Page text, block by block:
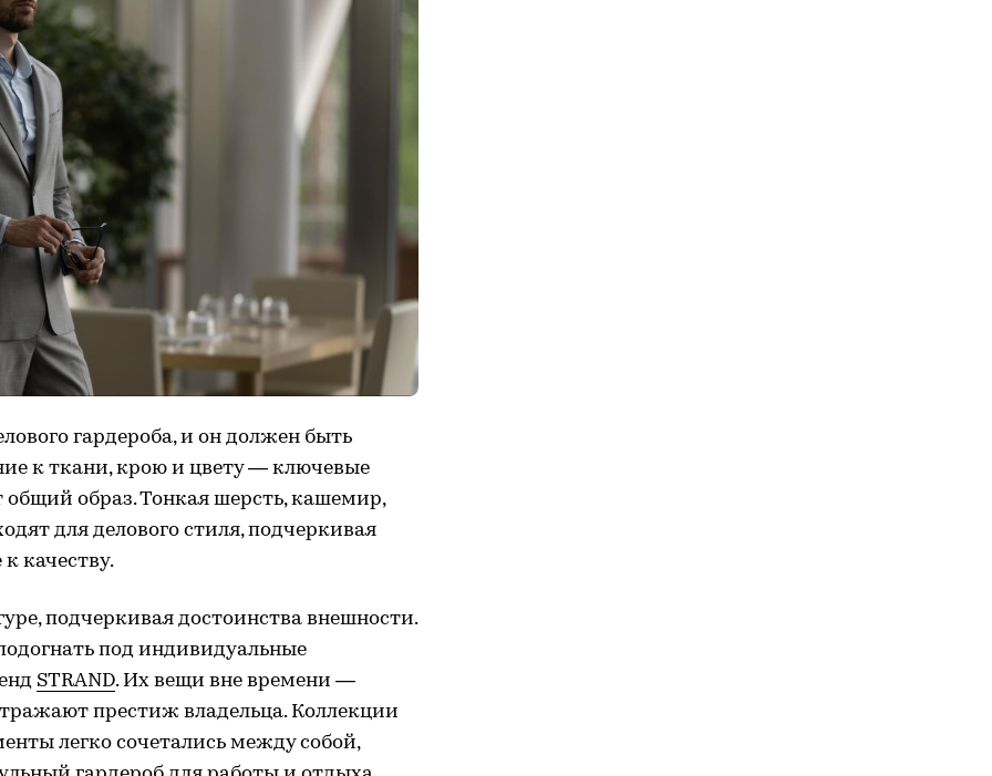
гардероба, и он должен быть
к ткани, крою и цвету — ключевые
образ. Тонкая шерсть, кашемир,
для делового стиля, подчеркивая
качеству.
подчеркивая достоинства внешности.
под индивидуальные
STRAND. Их вещи вне времени —
престиж владельца. Коллекции
легко сочетались между собой,